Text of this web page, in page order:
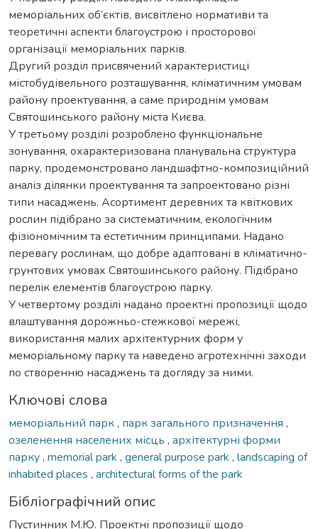
меморіальних об’єктів, висвітлено нормативи та
теоретичні аспекти благоустрою і просторової
організації меморіальних парків.
Другий розділ присвячений характеристиці
містобудівельного розташування, кліматичним умовам
району проектування, а саме природнім умовам
Святошинського району міста Києва.
У третьому розділі розроблено функціональне
зонування, охарактеризована планувальна структура
парку, продемонстровано ландшафтно-композиційний
аналіз ділянки проектування та запроектовано різні
типи насаджень. Асортимент деревних та квіткових
рослин підібрано за систематичним, екологічним
фізіономічним та естетичним принципами. Надано
перевагу рослинам, що добре адаптовані в кліматично-
грунтових умовах Святошинського району. Підібрано
перелік елементів благоустрою парку.
У четвертому розділі надано проектні пропозиції щодо
влаштування дорожньо-стежкової мережі,
використання малих архітектурних форм у
меморіальному парку та наведено агротехнічні заходи
по створенню насаджень та догляду за ними.
Ключові слова
меморіальний парк, парк загального призначення ,
озеленення населених місць , архітектурні форми
парку, memorial park , general purpose park , landscaping of
inhabited places , architectural forms of the park
Бібліографічний опис
Пустинник М.Ю. Проектні пропозиції щодо